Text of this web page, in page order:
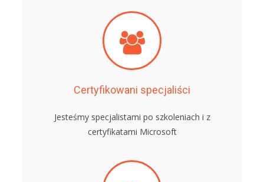
Certyfikowani specjaliści
Jesteśmy specjalistami po szkoleniach i z
certyfikatami Microsoft